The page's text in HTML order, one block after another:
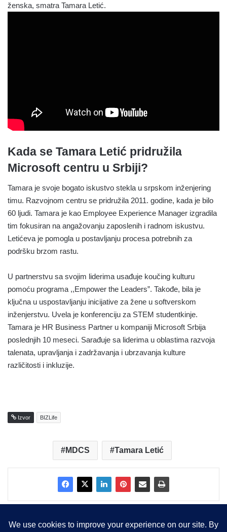
ženska, smatra Tamara Letić.
Kada se Tamara Letić pridružila
Microsoft centru u Srbiji?
Tamara je svoje bogato iskustvo stekla u srpskom inženjering
timu. Razvojnom centru se pridružila 2011. godine, kada je bilo
60 ljudi. Tamara je kao Employee Experience Manager izgradila
tim fokusiran na angažovanju zaposlenih i radnom iskustvu.
Letićeva je pomogla u postavljanju procesa potrebnih za
podršku brzom rastu.
U partnerstvu sa svojim liderima usađuje koučing kulturu
pomoću programa ,,Empower the Leaders”. Takođe, bila je
ključna u uspostavljanju inicijative za žene u softverskom
inženjerstvu. Uvela je konferenciju za STEM studentkinje.
Tamara je HR Business Partner u kompaniji Microsoft Srbija
poslednjih 10 meseci. Sarađuje sa liderima u oblastima razvoja
talenata, upravljanja i zadržavanja i ubrzavanja kulture
različitosti i inkluzije.
Izvor BIZLife
MDCS Tamara Letić